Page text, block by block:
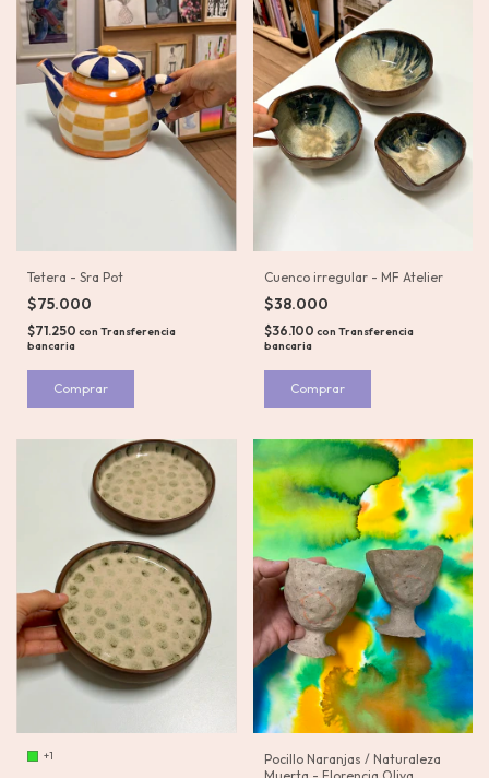
Tetera - Sra Pot
$75.000
$71.250 con Transferencia
bancaria
Cuenco irregular - MF Atelier
$38.000
$36.100 con Transferencia
bancaria
Comprar
+1
Pocillo Naranjas / Naturaleza